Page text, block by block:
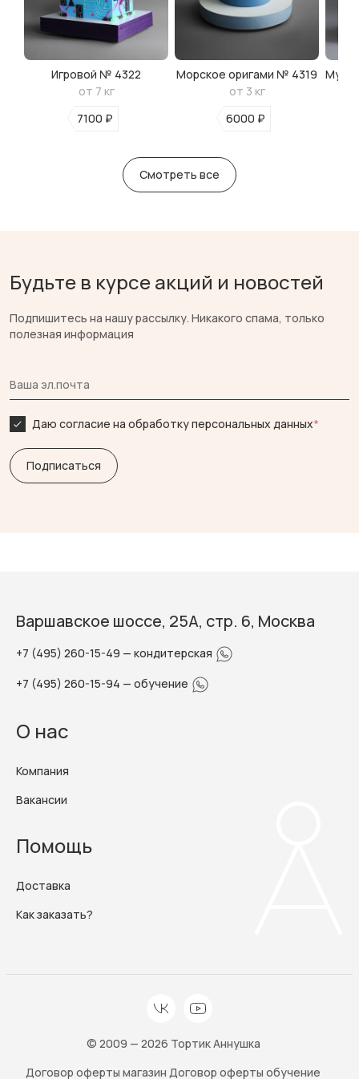
Игровой № 4322
от 7 кг
7100 ₽
Морское оригами № 4319
от 3 кг
6000 ₽
Смотреть все
Будьте в курсе акций и новостей
Подпишитесь на нашу рассылку. Никакого спама, только
полезная информация
Даю согласие на обработку персональных данных*
Варшавское шоссе, 25А, стр. 6, Москва
+7 (495) 260-15-49 — кондитерская
+7 (495) 260-15-94 — обучение
О нас
Компания
Вакансии
Помощь
Доставка
Как заказать?
© 2009 — 2026 Тортик Аннушка
Договор оферты магазин Договор оферты обучение